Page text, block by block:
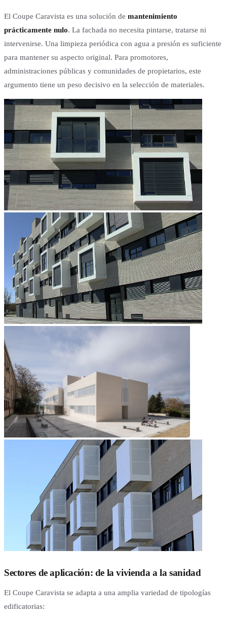
El Coupe Caravista es una solución de mantenimiento
prácticamente nulo. La fachada no necesita pintarse, tratarse ni
intervenirse. Una limpieza periódica con agua a presión es suficiente
para mantener su aspecto original. Para promotores,
administraciones públicas y comunidades de propietarios, este
argumento tiene un peso decisivo en la selección de materiales.
Sectores de aplicación: de la vivienda a la sanidad
El Coupe Caravista se adapta a una amplia variedad de tipologías
edificatorias: